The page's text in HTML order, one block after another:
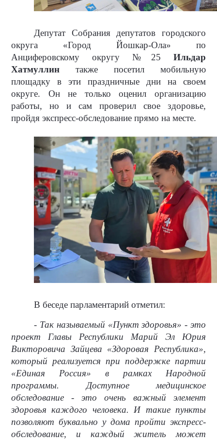
Депутат Собрания депутатов городского
округа «Город Йошкар-Ола» по
Анциферовскому округу №25 Ильдар
Хатмуллин также посетил мобильную
площадку в эти праздничные дни на своем
округе. Он не только оценил организацию
работы, но и сам проверил свое здоровье,
пройдя экспресс-обследование прямо на месте.
В беседе парламентарий отметил:
- Так называемый «Пункт здоровья» - это
проект Главы Республики Марий Эл Юрия
Викторовича Зайцева «Здоровая Республика»,
который реализуется при поддержке партии
«Единая Россия» в рамках Народной
программы. Доступное медицинское
обследование - это очень важный элемент
здоровья каждого человека. И такие пункты
позволяют буквально у дома пройти экспресс-
обследование, и каждый житель может